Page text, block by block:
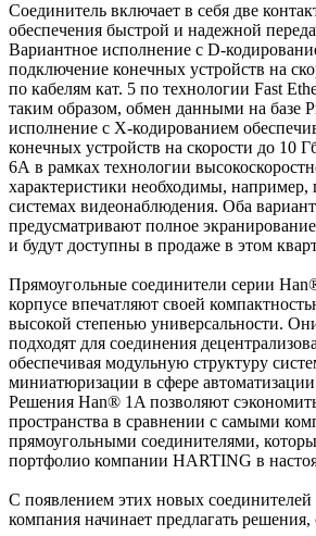
Соединитель включает в себя две
обеспечения быстрой и надежной
Вариантное исполнение с D-
подключение конечных устройств на
по кабелям кат. 5 по технологии Fast
таким образом, обмен данными на базе
исполнение с Х-кодированием
конечных устройств на скорости до 10
6А в рамках технологии
характеристики необходимы,
системах видеонаблюдения. Оба
предусматривают полное
и будут доступны в продаже в этом
Прямоугольные соединители серии
корпусе впечатляют своей
высокой степенью универсальности.
подходят для соединения
обеспечивая модульную структуру
миниатюризации в сфере
Решения Han® 1A позволяют
пространства в сравнении с самыми
прямоугольными соединителями,
портфолио компании HARTING в
С появлением этих новых
компания начинает предлагать